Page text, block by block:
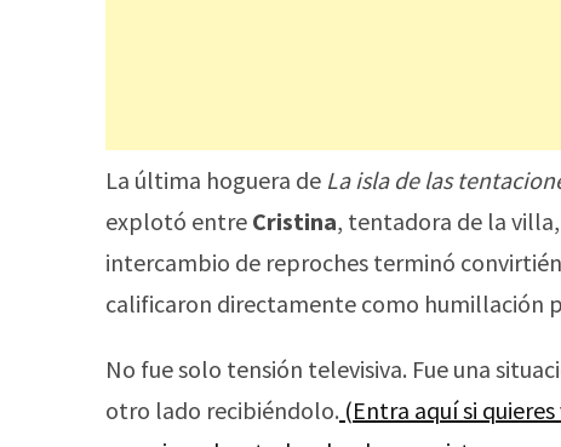
La última hoguera de La isla de las
explotó entre Cristina, tentadora de la
intercambio de reproches terminó
calificaron directamente como humillación
No fue solo tensión televisiva. Fue una
otro lado recibiéndolo. (Entra aquí si